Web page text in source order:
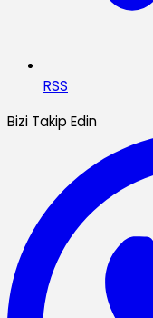
RSS
Bizi Takip Edin